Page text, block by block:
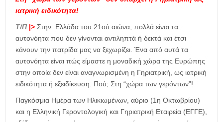
ιατρική ειδικότητα!
Τ/Π |> Στην Ελλάδα του 21ού αιώνα, πολλά είναι τα
αυτονόητα που δεν γίνονται αντιληπτά ή δεκτά και έτσι
κάνουν την πατρίδα μας να ξεχωρίζει. Ένα από αυτά τα
αυτονόητα είναι πώς είμαστε η μοναδική χώρα της Ευρώπης
στην οποία δεν είναι αναγνωρισμένη η Γηριατρική, ως ιατρική
ειδικότητα ή εξειδίκευση. Πού; Στη “χώρα των γερόντων”!
Παγκόσμια Ημέρα των Ηλικιωμένων, αύριο (1η Οκτωβρίου)
και η Ελληνική Γεροντολογική και Γηριατρική Εταιρεία (ΕΓΓΕ),